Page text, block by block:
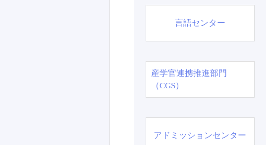
言語センター
産学官連携推進部門
（CGS）
アドミッションセンター